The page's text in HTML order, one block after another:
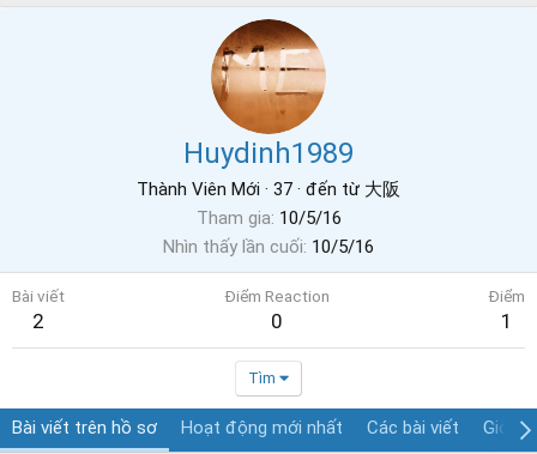
Huydinh1989
Thành Viên Mới · 37 · đến từ 大阪
Tham gia 10/5/16
Nhìn thấy lần cuối 10/5/16
Bài viết
2
Điểm Reaction
0
Điểm
1
Tìm
Bài viết trên hồ sơ Hoạt động mới nhất Các bài viết Giới